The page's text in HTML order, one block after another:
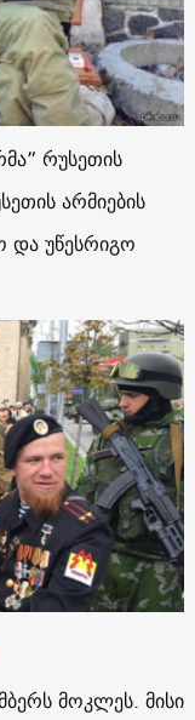
რუსეთის
არმიების
და უწესრიგო
მოკლეს. მისი